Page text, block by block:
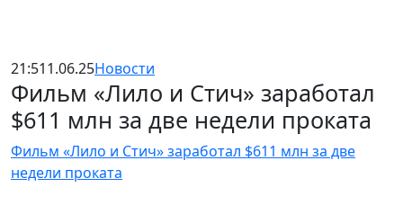
21:511.06.25Новости
Фильм «Лило и Стич» заработал
$611 млн за две недели проката
Фильм «Лило и Стич» заработал $611 млн за две
недели проката